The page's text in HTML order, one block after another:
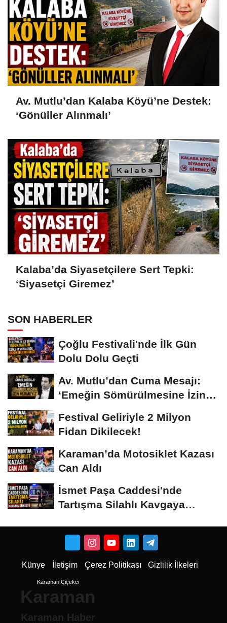
Av. Mutlu’dan Kalaba Köyü’ne Destek:
‘Gönüller Alınmalı’
Kalaba’da Siyasetçilere Sert Tepki:
‘Siyasetçi Giremez’
SON HABERLER
Çoğlu Festivali'nde İlk Gün
Dolu Dolu Geçti
Av. Mutlu’dan Cuma Mesajı:
‘Emeğin Sömürülmesine İzin
Festival Geliriyle 2 Milyon
Fidan Dikilecek!
Karaman’da Motosiklet Kazası
Can Aldı
İsmet Paşa Caddesi'nde
Tartışma Silahlı Kavgaya
Künye İletişim Çerez Politikası Gizlilik İlkeleri
Karaman Çiçekci
Karaman
Karaman Haber